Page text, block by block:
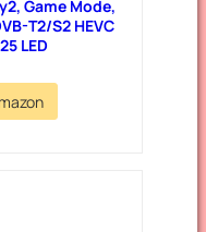
Game Mode,
T2/S2 HEVC
LED